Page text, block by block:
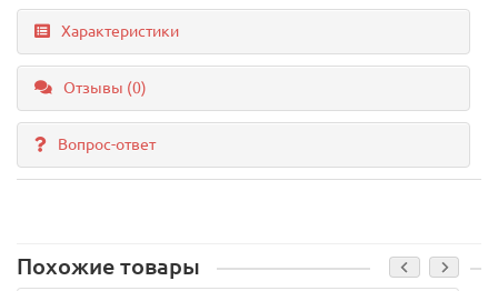
Характеристики
Отзывы (0)
Вопрос-ответ
Похожие товары